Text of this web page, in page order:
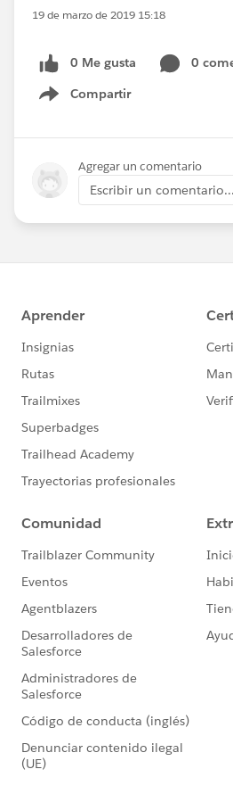
19 de marzo de 2019 15:18
0 Me gusta
0
Compartir
Show menu
Agregar un comentario
Escribir un comentario...